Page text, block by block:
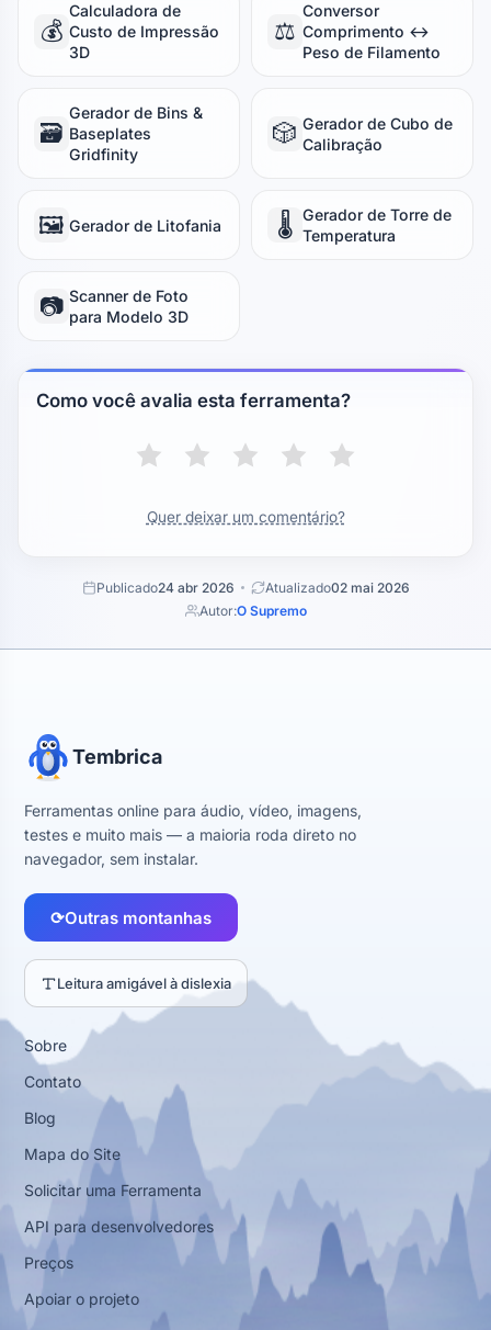
💰
Calculadora de
Custo de Impressão
3D
⚖️
Conversor
Comprimento ↔
Peso de Filamento
🗃️
Gerador de Bins &
Baseplates
Gridfinity
🎲 Gerador de Cubo de
Calibração
🖼️ Gerador de Litofania 🌡️ Gerador de Torre de
Temperatura
📷 Scanner de Foto
para Modelo 3D
Como você avalia esta ferramenta?
Quer deixar um comentário?
Publicado24 abr 2026 Atualizado02 mai 2026
Autor:O Supremo
Tembrica
Ferramentas online para áudio, vídeo, imagens,
testes e muito mais — a maioria roda direto no
navegador, sem instalar.
⟳Outras montanhas
Leitura amigável à dislexia
Sobre
Contato
Blog
Mapa do Site
Solicitar uma Ferramenta
API para desenvolvedores
Preços
Apoiar o projeto